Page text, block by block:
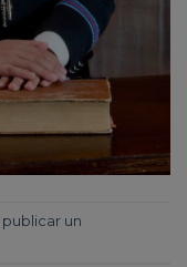
publicar un